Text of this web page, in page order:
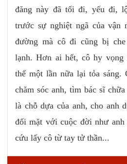
đăng này đã tối đi, yếu đi,
trước sự nghiệt ngã của vận
đường mà cô đi cũng bị
lạnh. Hơn ai hết, cô hy vọng
thể một lần nữa lại tỏa sáng.
chăm sóc anh, tìm bác sĩ
là chỗ dựa của anh, cho anh
đối mặt với cuộc đời như
cứu lấy cô từ tay tử thần...